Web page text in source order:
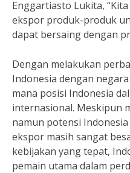
Enggartiasto Lukita,
ekspor produk-produk
dapat bersaing dengan
Dengan melakukan
Indonesia dengan
mana posisi Indonesia
internasional. Meskipun
namun potensi
ekspor masih sangat
kebijakan yang tepat,
pemain utama dalam